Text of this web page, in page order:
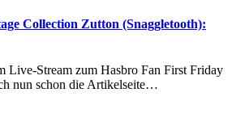
Collection Zutton (Snaggletooth):
Live-Stream zum Hasbro Fan First Friday
nun schon die Artikelseite…